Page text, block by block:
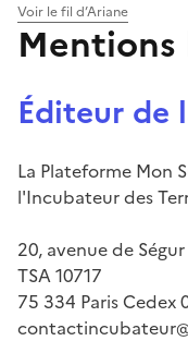
Voir le fil d’Ariane
Mentions
Éditeur de
La Plateforme Mon
l'Incubateur des
20, avenue de Ségur
TSA 10717
75 334 Paris Cedex